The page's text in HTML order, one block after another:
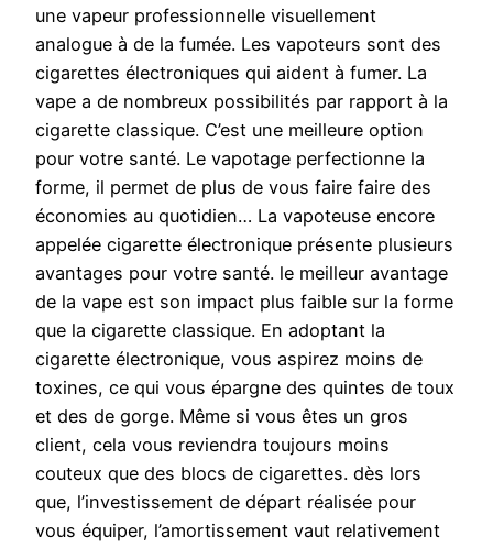
une vapeur professionnelle visuellement
analogue à de la fumée. Les vapoteurs sont des
cigarettes électroniques qui aident à fumer. La
vape a de nombreux possibilités par rapport à la
cigarette classique. C’est une meilleure option
pour votre santé. Le vapotage perfectionne la
forme, il permet de plus de vous faire faire des
économies au quotidien… La vapoteuse encore
appelée cigarette électronique présente plusieurs
avantages pour votre santé. le meilleur avantage
de la vape est son impact plus faible sur la forme
que la cigarette classique. En adoptant la
cigarette électronique, vous aspirez moins de
toxines, ce qui vous épargne des quintes de toux
et des de gorge. Même si vous êtes un gros
client, cela vous reviendra toujours moins
couteux que des blocs de cigarettes. dès lors
que, l’investissement de départ réalisée pour
vous équiper, l’amortissement vaut relativement